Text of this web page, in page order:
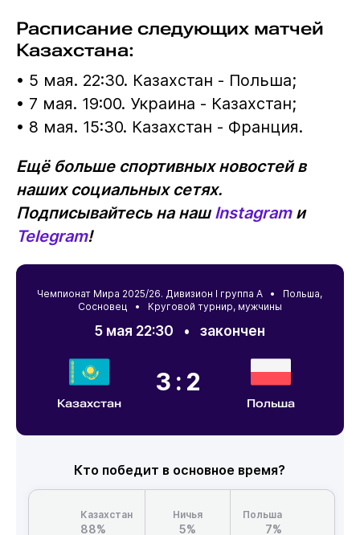
Расписание следующих матчей
Казахстана:
• 5 мая. 22:30. Казахстан - Польша;
• 7 мая. 19:00. Украина - Казахстан;
• 8 мая. 15:30. Казахстан - Франция.
Ещё больше спортивных новостей в
наших социальных сетях.
Подписывайтесь на нашInstagramи
Telegram!
Чемпионат Мира 2025/26. Дивизион I группа А • Польша,
Сосновец • Круговой турнир, мужчины
5 мая 22:30 •закончен
Казахстан
3:2
Польша
Кто победит в основное время?
Казахстан
88%
Ничья
5%
Польша
7%